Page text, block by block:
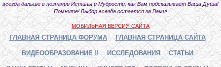
всегда дальше в познании Истины и Мудрости, как Вам подсказывает Ваша Душа!
Помните! Выбор всегда остается за Вами!
МОБИЛЬНАЯ ВЕРСИЯ САЙТА
ГЛАВНАЯ СТРАНИЦА ФОРУМА ГЛАВНАЯ СТРАНИЦА САЙТА
ВИДЕООБРАЗОВАНИЕ !! ИССЛЕДОВАНИЯ СТАТЬИ